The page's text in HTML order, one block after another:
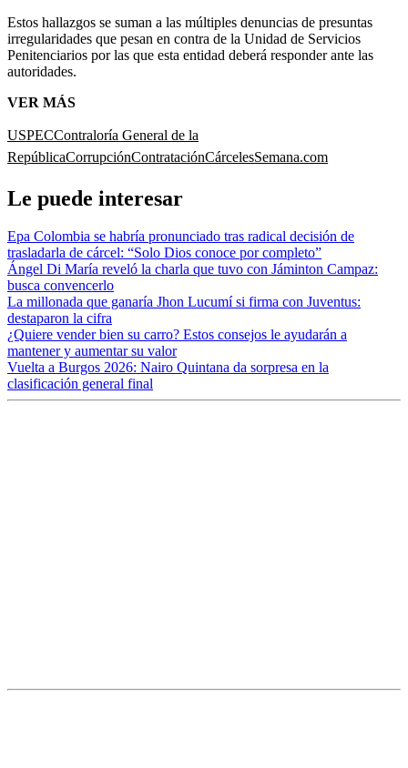
Estos hallazgos se suman a las múltiples denuncias de presuntas
irregularidades que pesan en contra de la Unidad de Servicios
Penitenciarios por las que esta entidad deberá responder ante las
autoridades.
VER MÁS
USPECContraloría General de la
RepúblicaCorrupciónContrataciónCárcelesSemana.com
Le puede interesar
Epa Colombia se habría pronunciado tras radical decisión de
trasladarla de cárcel: “Solo Dios conoce por completo”
Ángel Di María reveló la charla que tuvo con Jáminton Campaz:
busca convencerlo
La millonada que ganaría Jhon Lucumí si firma con Juventus:
destaparon la cifra
¿Quiere vender bien su carro? Estos consejos le ayudarán a
mantener y aumentar su valor
Vuelta a Burgos 2026: Nairo Quintana da sorpresa en la
clasificación general final